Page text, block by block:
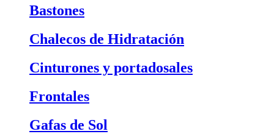
Bastones
Chalecos de Hidratación
Cinturones y portadosales
Frontales
Gafas de Sol